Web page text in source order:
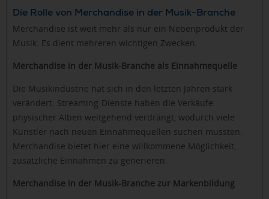
Die Rolle von Merchandise in der Musik-Branche
Merchandise ist weit mehr als nur ein Nebenprodukt der
Musik. Es dient mehreren wichtigen Zwecken.
Merchandise in der Musik-Branche als Einnahmequelle
Die Musikindustrie hat sich in den letzten Jahren stark
verändert. Streaming-Dienste haben die Verkäufe
physischer Alben weitgehend verdrängt, wodurch viele
Künstler nach neuen Einnahmequellen suchen mussten.
Merchandise bietet hier eine willkommene Möglichkeit,
zusätzliche Einnahmen zu generieren.
Merchandise in der Musik-Branche zur Markenbildung